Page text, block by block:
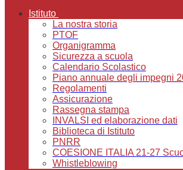
Istituto
La nostra storia
PTOF
Organigramma
Sicurezza a scuola
Calendario Scolastico
Piano annuale degli impegni
Regolamenti
Assicurazione
Rassegna stampa
INVALSI ed elaborazione dati
Biblioteca di Istituto
PNRR
COESIONE ITALIA 21-27
Whistleblowing